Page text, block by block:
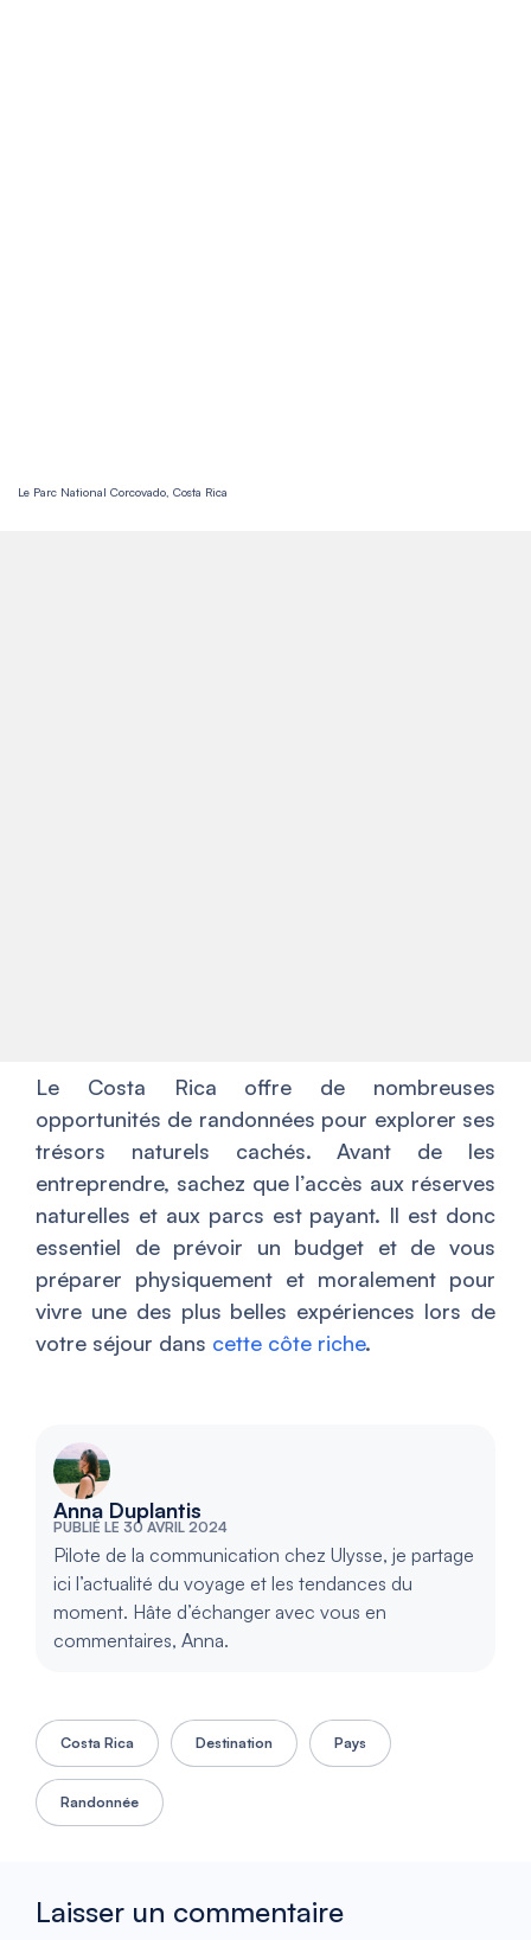
Le Parc National Corcovado, Costa Rica
Le Costa Rica offre de nombreuses
opportunités de randonnées pour explorer ses
trésors naturels cachés. Avant de les
entreprendre, sachez que l’accès aux réserves
naturelles et aux parcs est payant. Il est donc
essentiel de prévoir un budget et de vous
préparer physiquement et moralement pour
vivre une des plus belles expériences lors de
votre séjour dans cette côte riche.
Anna Duplantis
PUBLIÉ LE 30 AVRIL 2024
Pilote de la communication chez Ulysse, je partage
ici l’actualité du voyage et les tendances du
moment. Hâte d’échanger avec vous en
commentaires, Anna.
Costa Rica Destination Pays
Randonnée
Laisser un commentaire